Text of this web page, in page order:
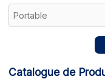
Catalogue de